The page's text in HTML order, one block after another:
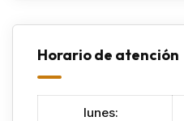
Horario de atención
lunes: